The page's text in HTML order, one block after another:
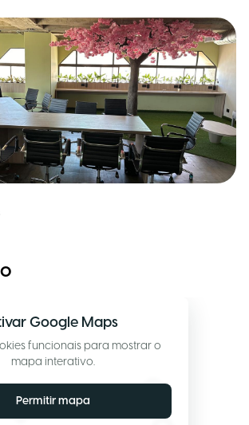
Google Maps
funcionais para mostrar o
mapa interativo.
Permitir mapa